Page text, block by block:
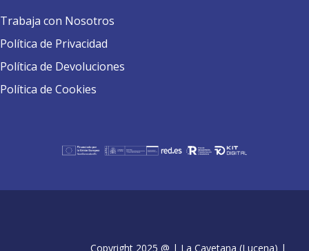
Trabaja con Nosotros
Política de Privacidad
Política de Devoluciones
Política de Cookies
Copyright 2025 @ | La Cayetana (Lucena) |